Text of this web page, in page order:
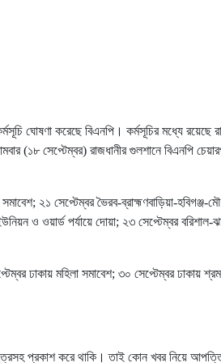
ঘোষণা করেছে বিএনপি। কর্মসূচির মধ্যে
(১৮ সেপ্টেম্বর) রাজধানীর গুলশানে বিএনপি
২১ সেপ্টেম্বর ভৈরব-ব্রাহ্মণবাড়িয়া-
ও ওয়ার্ড পর্যায়ে দোয়া; ২৩ সেপ্টেম্বর
ঢাকায় মহিলা সমাবেশ; ৩০ সেপ্টেম্বর
প্রকাশ করে থাকি। তাই কোন খবর নিয়ে